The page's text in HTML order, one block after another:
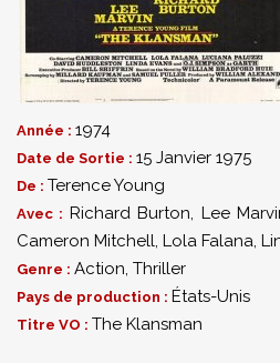
Année : 1974
Date de Sortie : 15 Janvier 1975
De : Terence Young
Avec : Richard Burton, Lee
Cameron Mitchell, Lola Falana,
Genre : Action, Thriller
Pays de production : États-Unis
Titre VO : The Klansman